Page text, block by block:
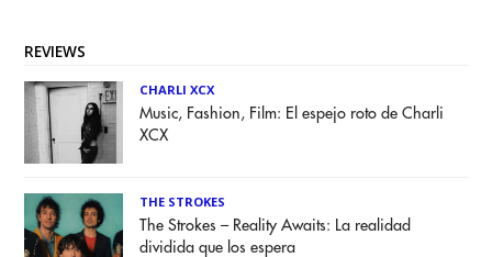
REVIEWS
CHARLI XCX
Music, Fashion, Film: El espejo roto de Charli
XCX
THE STROKES
The Strokes – Reality Awaits: La realidad
dividida que los espera